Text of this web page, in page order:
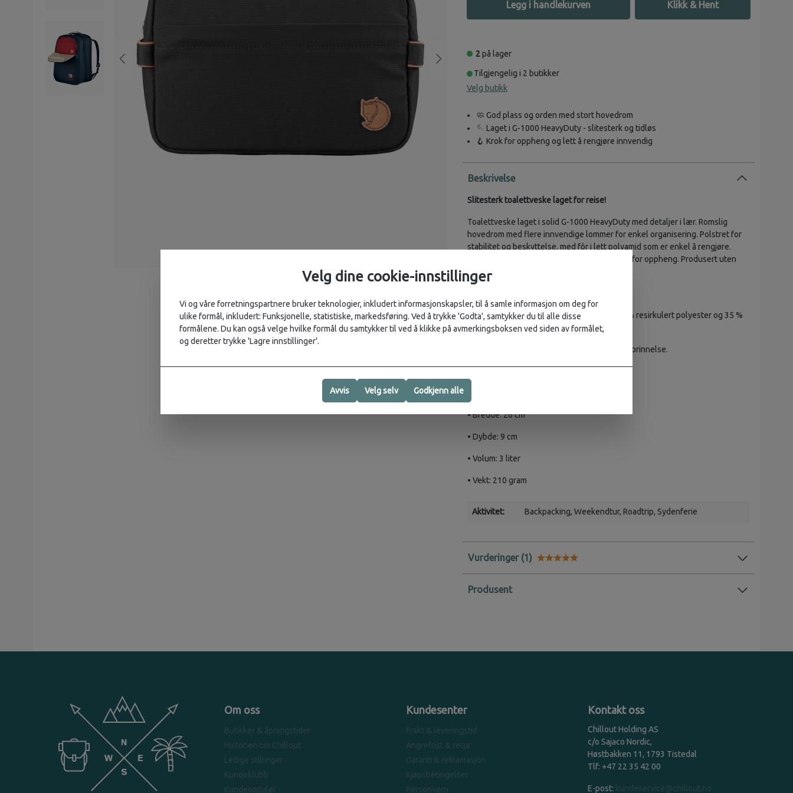
Legg i handlekurven Klikk & Hent
2 på lager
Tilgjengelig i 2 butikker
Velg butikk
🧼 God plass og orden med stort hovedrom
🪡 Laget i G-1000 HeavyDuty - slitesterk og tidløs
🪝 Krok for oppheng og lett å rengjøre innvendig
Beskrivelse
Slitesterk toalettveske laget for reise!
Toalettveske laget i solid G-1000 HeavyDuty med detaljer i lær. Romslig
hovedrom med flere innvendige lommer for enkel organisering. Polstret for
stabilitet og beskyttelse, med fôr i lett polyamid som er enkel å rengjøre.
Utvendig glidelåslomme, lærhåndtak og krok for oppheng. Produsert uten
PFAS.
Laget i slitesterkt G-1000® HeavyDuty – 65 % resirkulert polyester og 35 %
økologisk bomull.
Inneholder ingen materialer med animalsk opprinnelse.
• Bredde: 26 cm
• Dybde: 9 cm
• Volum: 3 liter
• Vekt: 210 gram
Aktivitet: Backpacking, Weekendtur, Roadtrip, Sydenferie
Vurderinger
Produsent
Om oss
Butikker & åpningstider
Historien om Chillout
Ledige stillinger
Kundeklubb
Kundeomtaler
Kundesenter
Frakt & leveringstid
Angrefrist & retur
Garanti & reklamasjon
Kjøpsbetingelser
Personvern
Kontakt oss
Chillout Holding AS
c/o Sajaco Nordic,
Høstbakken 11, 1793 Tistedal
Tlf: +47 22 35 42 00
E-post: kundeservice@chillout.no
Velg dine cookie-innstillinger
Vi og våre forretningspartnere bruker teknologier, inkludert informasjonskapsler, til å samle informasjon om deg for
ulike formål, inkludert: Funksjonelle, statistiske, markedsføring. Ved å trykke 'Godta', samtykker du til alle disse
formålene. Du kan også velge hvilke formål du samtykker til ved å klikke på avmerkingsboksen ved siden av formålet,
og deretter trykke 'Lagre innstillinger'.
Avvis Velg selv Godkjenn alle